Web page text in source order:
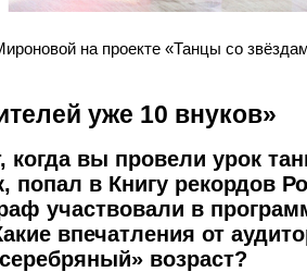
на проекте «Танцы со
уже 10 внуков»
когда вы провели урок
попал в Книгу рекордов
участвовали в
впечатления от
возраст?